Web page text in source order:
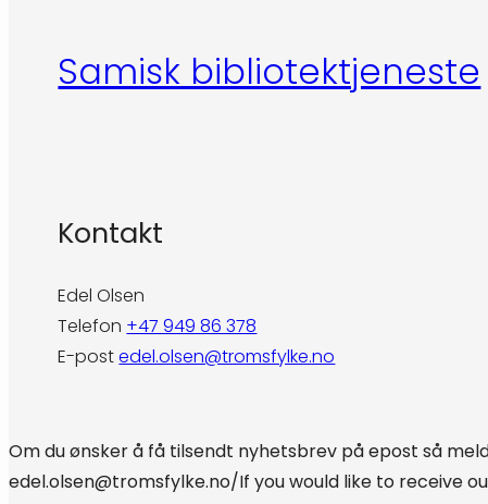
Samisk bibliotektjeneste
Kontakt
Edel Olsen
Telefon +47 949 86 378
E-postedel.olsen@tromsfylke.no
Om du ønsker å få tilsendt nyhetsbrev på epost så
edel.olsen@tromsfylke.no/If you would like to receive